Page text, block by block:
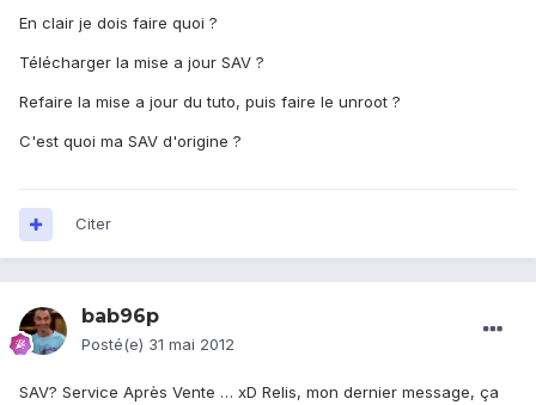
En clair je dois faire quoi ?
Télécharger la mise a jour SAV ?
Refaire la mise a jour du tuto, puis faire le unroot ?
C'est quoi ma SAV d'origine ?
Citer
bab96p
Posté(e) 31 mai 2012
SAV? Service Après Vente … xD Relis, mon dernier message, ça